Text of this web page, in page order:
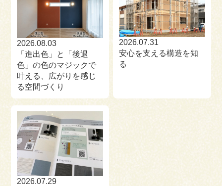
2026.08.03
「進出色」と「後退
色」の色のマジックで
叶える、広がりを感じ
る空間づくり
2026.07.31
安心を支える構造を知
る
2026.07.29